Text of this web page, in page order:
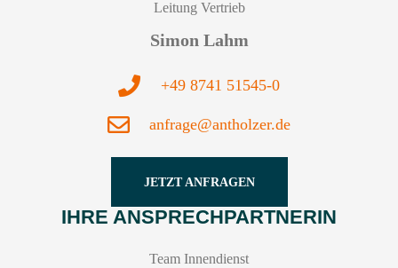
Leitung Vertrieb
Simon Lahm
+49 8741 51545-0
anfrage@antholzer.de
JETZT ANFRAGEN
IHRE ANSPRECHPARTNERIN
Team Innendienst